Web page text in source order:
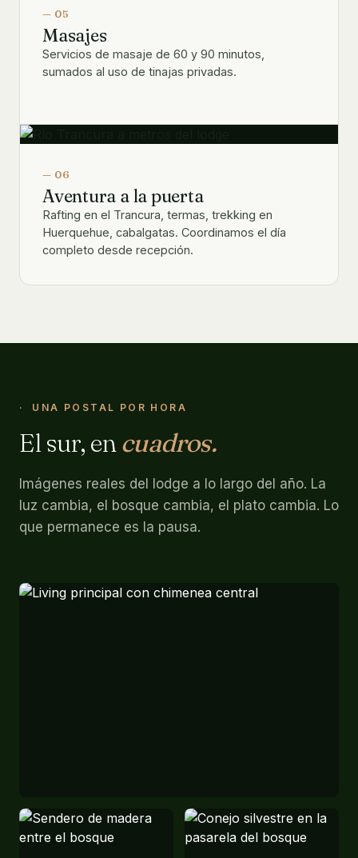
— 05
Masajes
Servicios de masaje de 60 y 90 minutos,
sumados al uso de tinajas privadas.
— 06
Aventura a la puerta
Rafting en el Trancura, termas, trekking en
Huerquehue, cabalgatas. Coordinamos el día
completo desde recepción.
UNA POSTAL POR HORA
El sur, encuadros.
Imágenes reales del lodge a lo largo del año. La
luz cambia, el bosque cambia, el plato cambia. Lo
que permanece es la pausa.